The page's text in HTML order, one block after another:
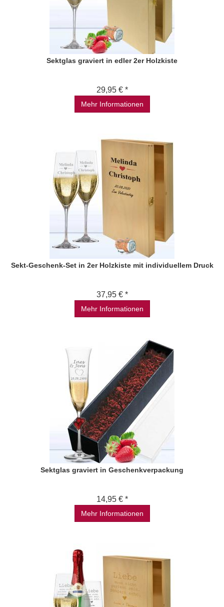
Sektglas graviert in edler 2er Holzkiste
29,95 € *
Mehr Informationen
Sekt-Geschenk-Set in 2er Holzkiste mit individuellem Druck
37,95 € *
Mehr Informationen
Sektglas graviert in Geschenkverpackung
14,95 € *
Mehr Informationen